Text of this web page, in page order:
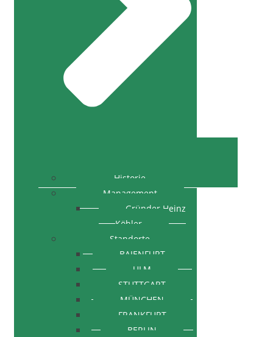
Historie
Management
Gründer Heinz
Köhler
Standorte
BAIENFURT
ULM
STUTTGART
MÜNCHEN
FRANKFURT
BERLIN